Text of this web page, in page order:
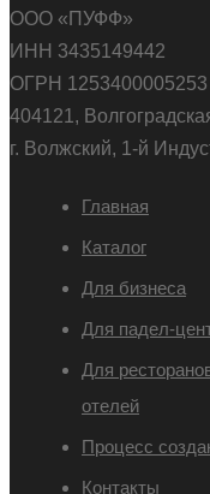
ООО «ПУФФ»
ИНН 3435149442
ОГРН 1253400005253
404121,
г. Волжский, 1-й
Главная
Каталог
Для бизнеса
Для падел-
Для
отелей
Процесс
Контакты